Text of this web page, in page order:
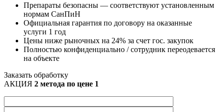
Препараты безопасны — соответствуют установленным
нормам СанПиН
Официальная гарантия по договору на оказанные
услуги 1 год
Цены ниже рыночных на 24% за счет гос. закупок
Полностью конфиденциально / сотрудник переодевается
на объекте
Заказать обработку
АКЦИЯ 2 метода по цене 1